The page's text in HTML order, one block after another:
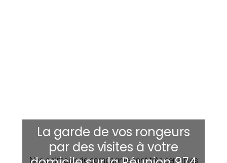
La garde de vos rongeurs
par des visites à votre
Nos animaux de compagnie sont très sensibles